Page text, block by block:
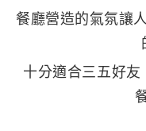
餐廳營造的氣氛讓
十分適合三五好友